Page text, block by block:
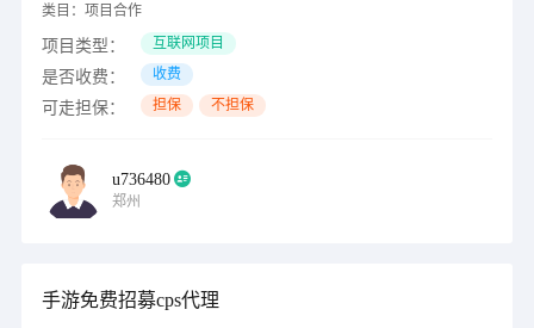
类目： 项目合作
项目类型： 互联网项目
是否收费： 收费
可走担保： 担保 不担保
u736480
郑州
手游免费招募cps代理